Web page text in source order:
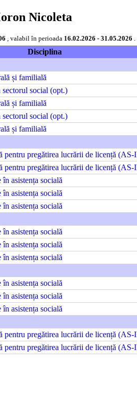
Nicoleta
, valabil în perioada 16.02.2026 - 31.05.2026
Disciplina
și familială
social (opt.)
și familială
social (opt.)
și familială
pentru pregătirea lucrării de licență
pentru pregătirea lucrării de licență
asistența socială
asistența socială
asistența socială
asistența socială
asistența socială
asistența socială
asistența socială
asistența socială
asistența socială
pentru pregătirea lucrării de licență
pentru pregătirea lucrării de licență